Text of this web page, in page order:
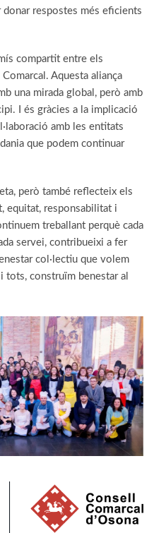
respostes més eficients
compartit entre els
Aquesta aliança
una mirada global, però amb
I és gràcies a la implicació
amb les entitats
que podem continuar
però també reflecteix els
equitat, responsabilitat i
treballant perquè cada
servei, contribueixi a fer
col·lectiu que volem
tots, construïm benestar al